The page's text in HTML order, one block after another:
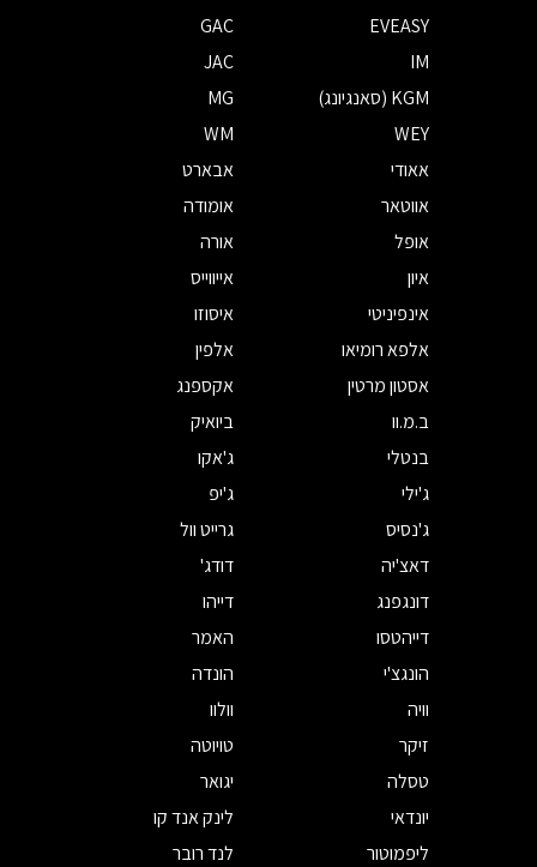
EVEASY
GAC
IM
JAC
KGM (סאנגיונג)
MG
WEY
WM
אאודי
אבארט
אווטאר
אומודה
אופל
אורה
איון
אייווייס
אינפיניטי
איסוזו
אלפא רומיאו
אלפין
אסטון מרטין
אקספנג
ב.מ.וו
ביואיק
בנטלי
ג'אקו
ג'ילי
ג'יפ
ג'נסיס
גרייט וול
דאצ'יה
דודג'
דונגפנג
דייהו
דייהטסו
האמר
הונגצ'י
הונדה
וויה
וולוו
זיקר
טויוטה
טסלה
יגואר
יונדאי
לינק אנד קו
ליפמוטור
לנד רובר